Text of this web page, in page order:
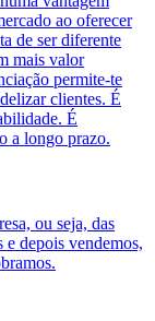
ao oferecer
de ser diferente
mais valor
permite-te
clientes. É
É
a longo prazo.
ou seja, das
e depois vendemos,